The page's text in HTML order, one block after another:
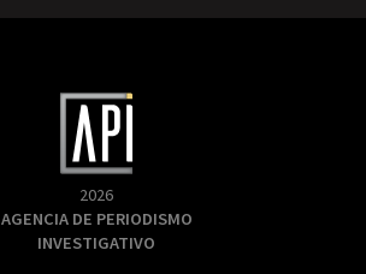
2026
AGENCIA DE PERIODISMO
INVESTIGATIVO